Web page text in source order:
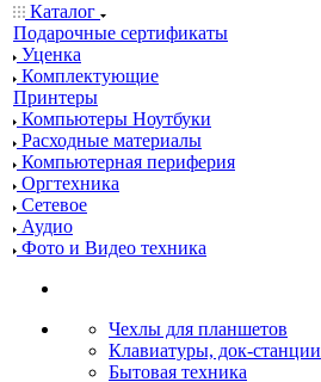
Каталог
Подарочные сертификаты
Уценка
Комплектующие
Принтеры
Компьютеры Ноутбуки
Расходные материалы
Компьютерная периферия
Оргтехника
Сетевое
Аудио
Фото и Видео техника
Чехлы для планшетов
Клавиатуры, док-станции
Бытовая техника